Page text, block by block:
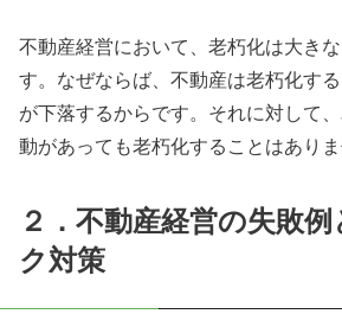
不動産経営において、老朽化は大き
す。なぜならば、不動産は老朽化す
が下落するからです。それに対して
動があっても老朽化することはありま
２．不動産経営の失敗
ク対策